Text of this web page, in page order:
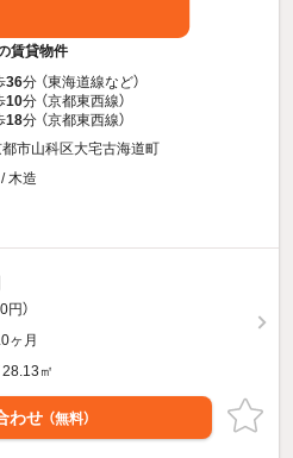
賃貸物件
36分 （東海道線など）
10分 （京都東西線）
18分 （京都東西線）
市山科区大宅古海道町
木造
円）
ヶ月
㎡
わせ （無料）